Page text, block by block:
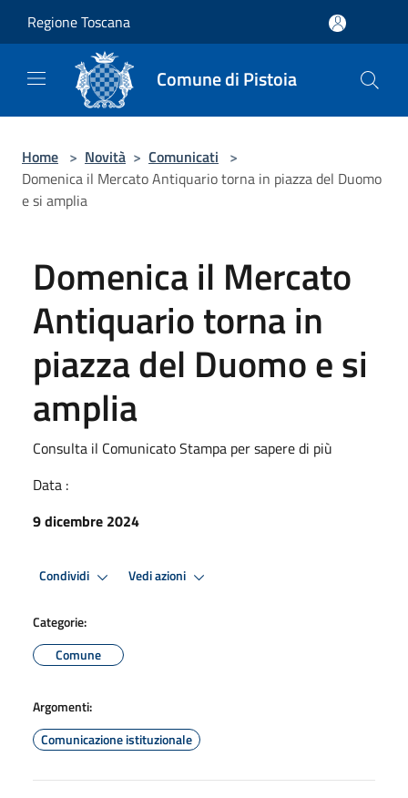
Regione Toscana
Comune di Pistoia
Home > Novità > Comunicati >
Domenica il Mercato Antiquario torna in piazza del Duomo
e si amplia
Domenica il Mercato
Antiquario torna in
piazza del Duomo e si
amplia
Consulta il Comunicato Stampa per sapere di più
Data :
9 dicembre 2024
Condividi Vedi azioni
Categorie:
Comune
Argomenti:
Comunicazione istituzionale